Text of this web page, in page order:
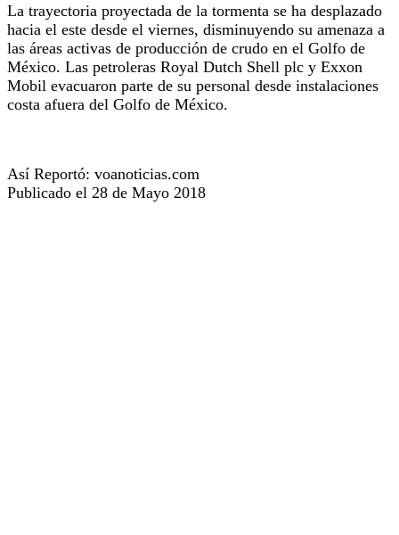
La trayectoria proyectada de la tormenta se ha desplazado
hacia el este desde el viernes, disminuyendo su amenaza a
las áreas activas de producción de crudo en el Golfo de
México. Las petroleras Royal Dutch Shell plc y Exxon
Mobil evacuaron parte de su personal desde instalaciones
costa afuera del Golfo de México.
Así Reportó: voanoticias.com
Publicado el 28 de Mayo 2018